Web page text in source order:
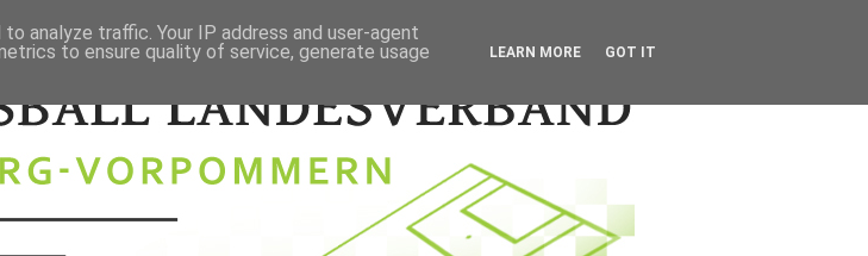
analyze traffic. Your IP address and user-agent
to ensure quality of service, generate usage
LEARN MORE GOT IT